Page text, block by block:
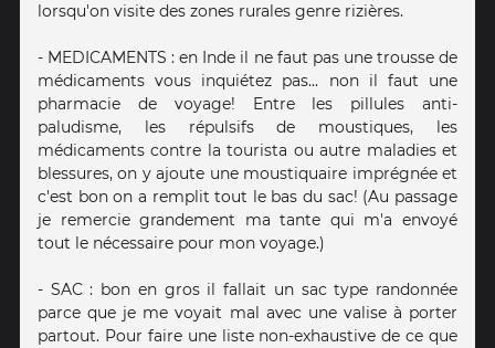
lorsqu'on visite des zones rurales genre rizières.
- MEDICAMENTS : en Inde il ne faut pas une trousse de
médicaments vous inquiétez pas... non il faut une
pharmacie de voyage! Entre les pillules anti-
paludisme, les répulsifs de moustiques, les
médicaments contre la tourista ou autre maladies et
blessures, on y ajoute une moustiquaire imprégnée et
c'est bon on a remplit tout le bas du sac! (Au passage
je remercie grandement ma tante qui m'a envoyé
tout le nécessaire pour mon voyage.)
- SAC : bon en gros il fallait un sac type randonnée
parce que je me voyait mal avec une valise à porter
partout. Pour faire une liste non-exhaustive de ce que